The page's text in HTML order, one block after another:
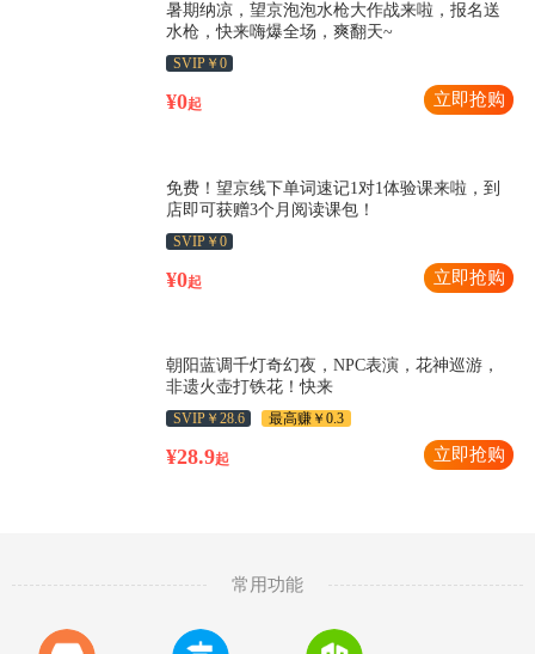
暑期纳凉，望京泡泡水枪大作战来啦，报名送
水枪，快来嗨爆全场，爽翻天~
SVIP￥0
¥0起 立即抢购
免费！望京线下单词速记1对1体验课来啦，到
店即可获赠3个月阅读课包！
SVIP￥0
¥0起 立即抢购
朝阳蓝调千灯奇幻夜，NPC表演，花神巡游，
非遗火壶打铁花！快来
SVIP￥28.6 最高赚￥0.3
¥28.9起 立即抢购
常用功能